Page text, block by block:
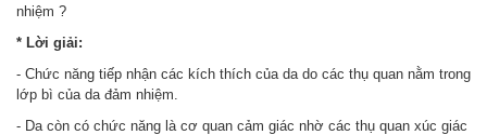
nhiệm ?
* Lời giải:
- Chức năng tiếp nhận các kích thích của da do các thụ quan nằm trong
lớp bì của da đảm nhiệm.
- Da còn có chức năng là cơ quan cảm giác nhờ các thụ quan xúc giác